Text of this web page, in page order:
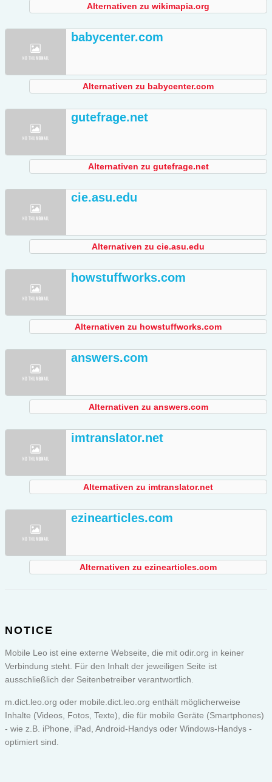
Alternativen zu wikimapia.org
babycenter.com
Alternativen zu babycenter.com
gutefrage.net
Alternativen zu gutefrage.net
cie.asu.edu
Alternativen zu cie.asu.edu
howstuffworks.com
Alternativen zu howstuffworks.com
answers.com
Alternativen zu answers.com
imtranslator.net
Alternativen zu imtranslator.net
ezinearticles.com
Alternativen zu ezinearticles.com
NOTICE
Mobile Leo ist eine externe Webseite, die mit odir.org in keiner
Verbindung steht. Für den Inhalt der jeweiligen Seite ist
ausschließlich der Seitenbetreiber verantwortlich.
m.dict.leo.org oder mobile.dict.leo.org enthält möglicherweise
Inhalte (Videos, Fotos, Texte), die für mobile Geräte (Smartphones)
- wie z.B. iPhone, iPad, Android-Handys oder Windows-Handys -
optimiert sind.